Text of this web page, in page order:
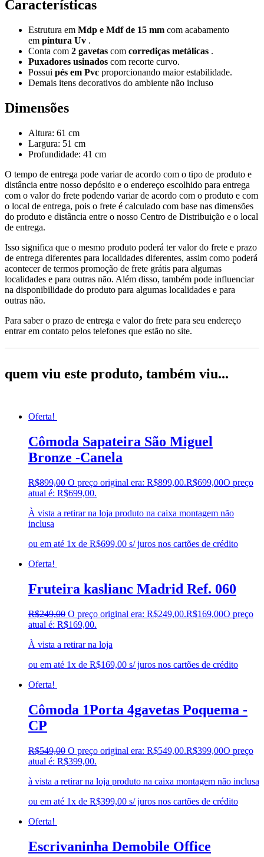
Características
Estrutura em Mdp e Mdf de 15 mm com acabamento
em pintura Uv .
Conta com 2 gavetas com corrediças metálicas .
Puxadores usinados com recorte curvo.
Possui pés em Pvc proporcionando maior estabilidade.
Demais itens decorativos do ambiente não incluso
Dimensões
Altura: 61 cm
Largura: 51 cm
Profundidade: 41 cm
O tempo de entrega pode variar de acordo com o tipo de produto e
distância entre nosso depósito e o endereço escolhido para entrega
com o valor do frete podendo variar de acordo com o produto e com
o local de entrega, pois o frete é calculado com base nas dimensões
do produto e distância entre o nosso Centro de Distribuição e o local
de entrega.
Isso significa que o mesmo produto poderá ter valor do frete e prazo
de entrega diferentes para localidades diferentes, assim como poderá
acontecer de termos promoção de frete grátis para algumas
localidades e para outras não. Além disso, também pode influenciar
na disponibilidade do produto para algumas localidades e para
outras não.
Para saber o prazo de entrega e valor do frete para seu endereço
entrar em contato pelos telefones que estão no site.
quem viu este produto, também viu...
Oferta!
Cômoda Sapateira São Miguel
Bronze -Canela
R$899,00 O preço original era: R$899,00.R$699,00O preço
atual é: R$699,00.
À vista a retirar na loja produto na caixa montagem não
inclusa
ou em até 1x de R$699,00 s/ juros nos cartões de crédito
Oferta!
Fruteira kaslianc Madrid Ref. 060
R$249,00 O preço original era: R$249,00.R$169,00O preço
atual é: R$169,00.
À vista a retirar na loja
ou em até 1x de R$169,00 s/ juros nos cartões de crédito
Oferta!
Cômoda 1Porta 4gavetas Poquema -
CP
R$549,00 O preço original era: R$549,00.R$399,00O preço
atual é: R$399,00.
à vista a retirar na loja produto na caixa montagem não inclusa
ou em até 1x de R$399,00 s/ juros nos cartões de crédito
Oferta!
Escrivaninha Demobile Office